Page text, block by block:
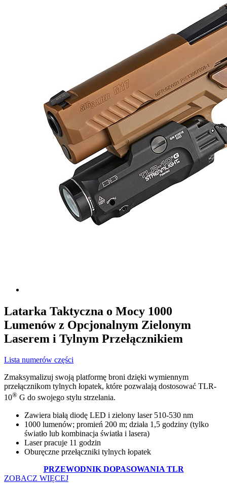
Latarka Taktyczna o Mocy 1000
Lumenów z Opcjonalnym Zielonym
Laserem i Tylnym Przełącznikiem
Lista numerów części
Zmaksymalizuj swoją platformę broni dzięki wymiennym
przełącznikom tylnych łopatek, które pozwalają dostosować TLR-
10® G do swojego stylu strzelania.
Zawiera białą diodę LED i zielony laser 510-530 nm
1000 lumenów; promień 200 m; działa 1,5 godziny (tylko
światło lub kombinacja światła i lasera)
Laser pracuje 11 godzin
Oburęczne przełączniki tylnych łopatek
PRZEWODNIK DOPASOWANIA TLR
ZOBACZ WIĘCEJ